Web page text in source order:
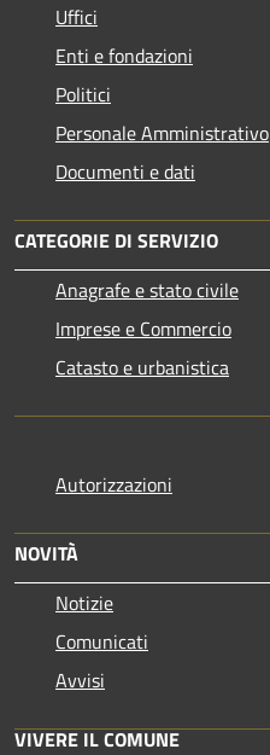
Uffici
Enti e fondazioni
Politici
Personale Amministrativo
Documenti e dati
CATEGORIE DI SERVIZIO
Anagrafe e stato civile
Imprese e Commercio
Catasto e urbanistica
Autorizzazioni
NOVITÀ
Notizie
Comunicati
Avvisi
VIVERE IL COMUNE